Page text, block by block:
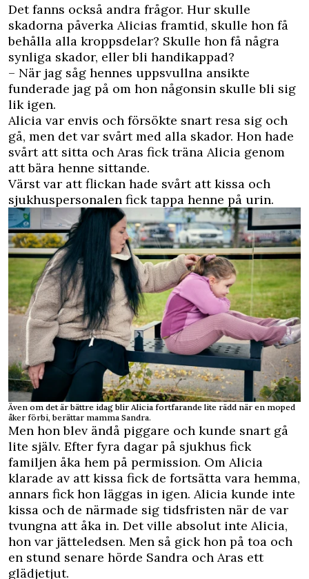
Det fanns också andra frågor. Hur skulle
skadorna påverka Alicias framtid, skulle hon få
behålla alla kroppsdelar? Skulle hon få några
synliga skador, eller bli handikappad?
– När jag såg hennes uppsvullna ansikte
funderade jag på om hon någonsin skulle bli sig
lik igen.
Alicia var envis och försökte snart resa sig och
gå, men det var svårt med alla skador. Hon hade
svårt att sitta och Aras fick träna Alicia genom
att bära henne sittande.
Värst var att flickan hade svårt att kissa och
sjukhuspersonalen fick tappa henne på urin.
Även om det är bättre idag blir Alicia fortfarande lite rädd när en moped
åker förbi, berättar mamma Sandra.
Men hon blev ändå piggare och kunde snart gå
lite själv. Efter fyra dagar på sjukhus fick
familjen åka hem på permission. Om Alicia
klarade av att kissa fick de fortsätta vara hemma,
annars fick hon läggas in igen. Alicia kunde inte
kissa och de närmade sig tidsfristen när de var
tvungna att åka in. Det ville absolut inte Alicia,
hon var jätteledsen. Men så gick hon på toa och
en stund senare hörde Sandra och Aras ett
glädjetjut.